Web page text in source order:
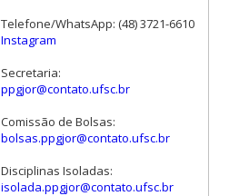
Telefone/WhatsApp: (48) 3721-6610
Instagram
Secretaria:
ppgjor@contato.ufsc.br
Comissão de Bolsas:
bolsas.ppgjor@contato.ufsc.br
Disciplinas Isoladas:
isolada.ppgjor@contato.ufsc.br